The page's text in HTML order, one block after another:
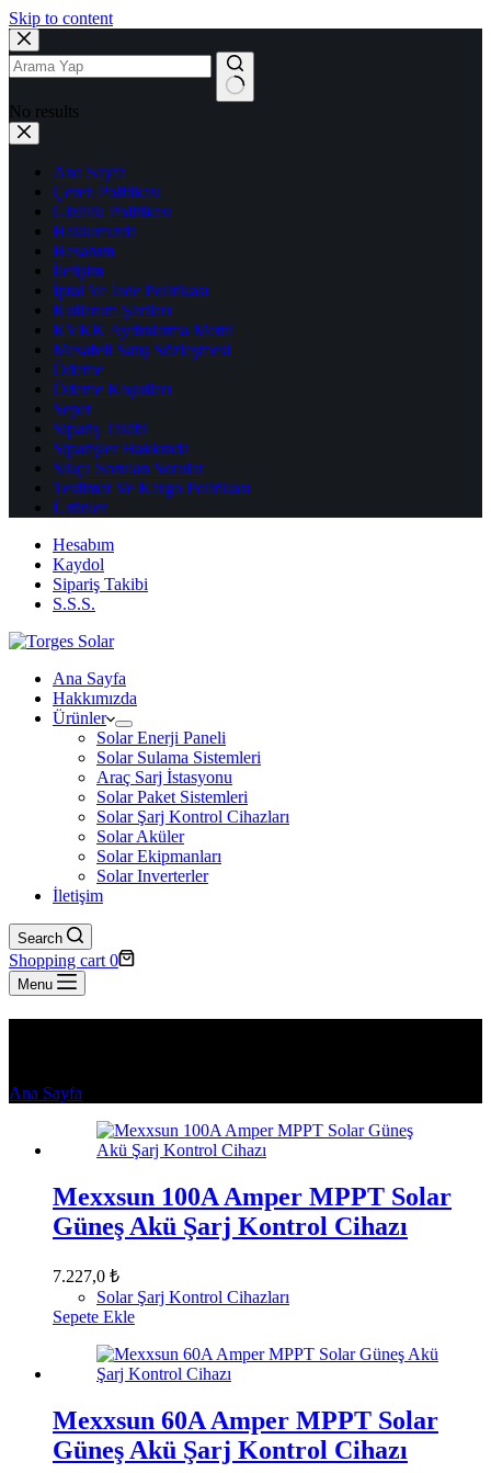
Skip to content
No results
Ana Sayfa
Çerez Politikası
Gizlilik Politikası
Hakkımızda
Hesabım
İletişim
İptal Ve İade Politikası
Kullanım Şartları
KVKK Aydınlatma Metni
Mesafeli Satış Sözleşmesi
Ödeme
Ödeme Koşulları
Sepet
Sipariş Takibi
Siparişler Hakkında
Sıkça Sorulan Sorular
Teslimat Ve Kargo Politikası
Ürünler
Hesabım
Kaydol
Sipariş Takibi
S.S.S.
Ana Sayfa
Hakkımızda
Ürünler
Solar Enerji Paneli
Solar Sulama Sistemleri
Araç Sarj İstasyonu
Solar Paket Sistemleri
Solar Şarj Kontrol Cihazları
Solar Aküler
Solar Ekipmanları
Solar Inverterler
İletişim
Search
Shopping cart 0
Menu
Ana Sayfa
Mexxsun 100A Amper MPPT Solar
Güneş Akü Şarj Kontrol Cihazı
7.227,0 ₺
Solar Şarj Kontrol Cihazları
Sepete Ekle
Mexxsun 60A Amper MPPT Solar
Güneş Akü Şarj Kontrol Cihazı